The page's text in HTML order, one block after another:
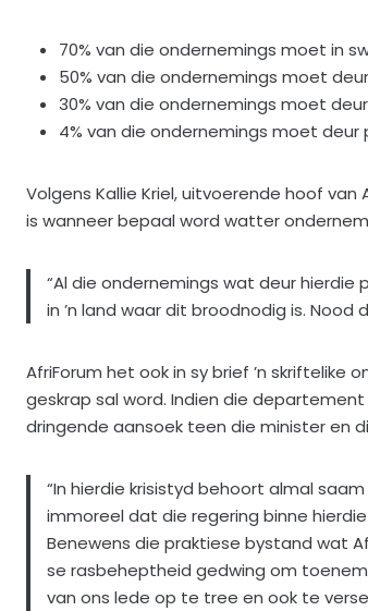
70% van die ondernemings moet in
50% van die ondernemings moet
30% van die ondernemings moet
4% van die ondernemings moet
Volgens Kallie Kriel, uitvoerende hoof
is wanneer bepaal word watter
“Al die ondernemings wat deur
in ’n land waar dit broodnodig is. Nood
AfriForum het ook in sy brief ’n
geskrap sal word. Indien die
dringende aansoek teen die minister en
“In hierdie krisistyd behoort almal
immoreel dat die regering binne
Benewens die praktiese bystand wat
se rasbeheptheid gedwing om
van ons lede op te tree en ook te